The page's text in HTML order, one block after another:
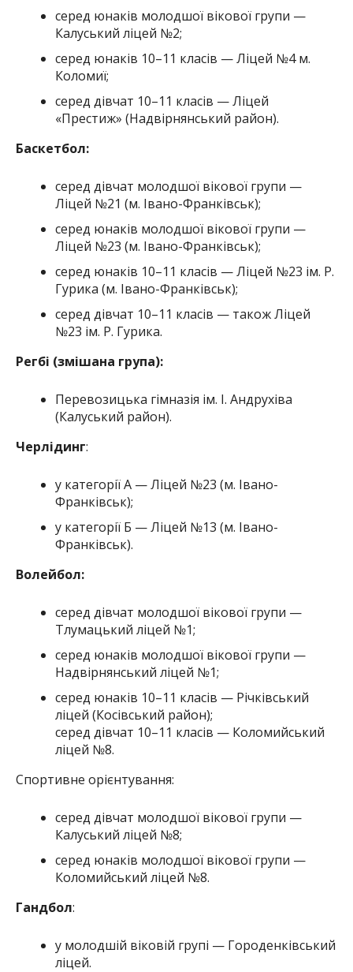
серед юнаків молодшої вікової групи —
Калуський ліцей №2;
серед юнаків 10–11 класів — Ліцей №4 м.
Коломиї;
серед дівчат 10–11 класів — Ліцей
«Престиж» (Надвірнянський район).
Баскетбол:
серед дівчат молодшої вікової групи —
Ліцей №21 (м. Івано-Франківськ);
серед юнаків молодшої вікової групи —
Ліцей №23 (м. Івано-Франківськ);
серед юнаків 10–11 класів — Ліцей №23 ім. Р.
Гурика (м. Івано-Франківськ);
серед дівчат 10–11 класів — також Ліцей
№23 ім. Р. Гурика.
Регбі (змішана група):
Перевозицька гімназія ім. І. Андрухіва
(Калуський район).
Черлідинг:
у категорії А — Ліцей №23 (м. Івано-
Франківськ);
у категорії Б — Ліцей №13 (м. Івано-
Франківськ).
Волейбол:
серед дівчат молодшої вікової групи —
Тлумацький ліцей №1;
серед юнаків молодшої вікової групи —
Надвірнянський ліцей №1;
серед юнаків 10–11 класів — Річківський
ліцей (Косівський район);
серед дівчат 10–11 класів — Коломийський
ліцей №8.
Спортивне орієнтування:
серед дівчат молодшої вікової групи —
Калуський ліцей №8;
серед юнаків молодшої вікової групи —
Коломийський ліцей №8.
Гандбол:
у молодшій віковій групі — Городенківський
ліцей.